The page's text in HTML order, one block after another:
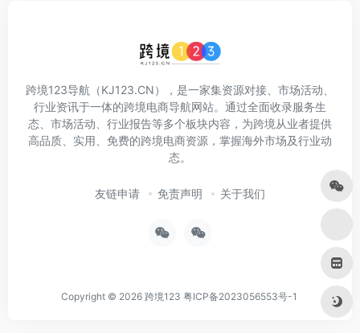
跨境123导航（KJ123.CN），是一家集资源对接、市场活动、
行业资讯于一体的跨境电商导航网站。通过全面收录服务生
态、市场活动、行业报告等多个板块内容，为跨境从业者提供
高品质、实用、免费的跨境电商资源，掌握海外市场及行业动
态。
友链申请 免责声明 关于我们
Copyright © 2026 跨境123 粤ICP备2023056553号-1